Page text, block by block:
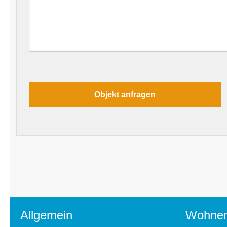
Allgemein